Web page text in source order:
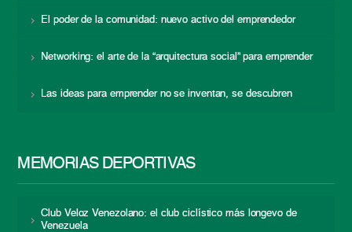
El poder de la comunidad: nuevo activo del emprendedor
Networking: el arte de la “arquitectura social” para emprender
Las ideas para emprender no se inventan, se descubren
MEMORIAS DEPORTIVAS
Club Veloz Venezolano: el club ciclístico más longevo de
Venezuela